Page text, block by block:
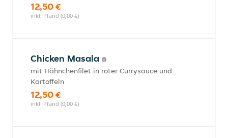
12,50 €
inkl. Pfand (0,00 €)
Chicken Masala
mit Hähnchenfilet in roter Currysauce und
Kartoffeln
12,50 €
inkl. Pfand (0,00 €)